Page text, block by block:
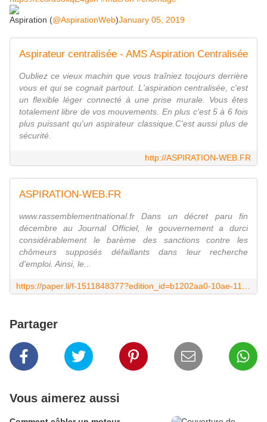
Aspiration (@AspirationWeb)January 05, 2019
Aspirateur centralisée - AMS Aspiration Centralisée
Oubliez ce vieux machin que vous traîniez toujours derrière
vous et qui se cognait partout. L'aspiration centralisée, c'est
un flexible léger connecté à une prise murale. Vous êtes
totalement libre de vos mouvements. En plus c'est 5 à 6 fois
plus puissant qu'un aspirateur classique.C'est aussi plus de
sécurité.
http://ASPIRATION-WEB.FR
ASPIRATION-WEB.FR
www.rassemblementnational.fr Dans un décret paru fin
décembre au Journal Officiel, le gouvernement a durci
considérablement le barème des sanctions contre les
chômeurs supposés défaillants dans leur recherche
d'emploi. Ainsi, le...
Partager
Vous aimerez aussi